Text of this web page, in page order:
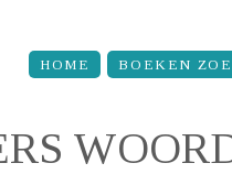
HOME BOEKEN